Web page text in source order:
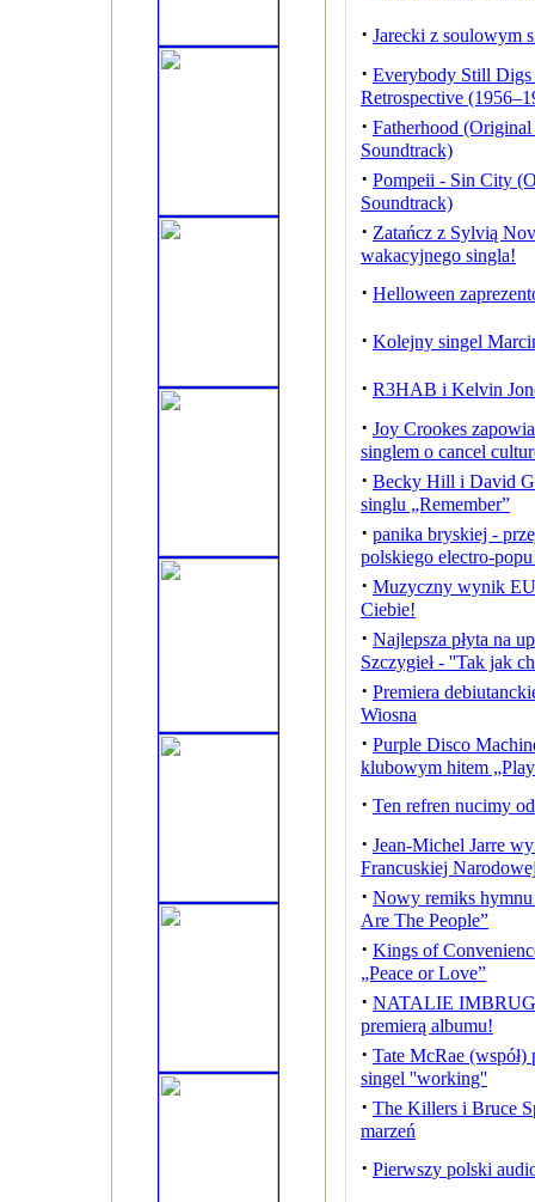
· Jarecki z soulowym
· Everybody Still
Retrospective
· Fatherhood
Soundtrack)
· Pompeii - Sin City
Soundtrack)
· Zatańcz z Sylvią
wakacyjnego singla!
· Helloween
· Kolejny singel
· R3HAB i Kelvin
· Joy Crookes
singlem o cancel
· Becky Hill i David
singlu „Remember”
· panika bryskiej -
polskiego electro-
· Muzyczny wynik
Ciebie!
· Najlepsza płyta na
Szczygieł - ''Tak jak
· Premiera
Wiosna
· Purple Disco
klubowym hitem
· Ten refren nucimy
· Jean-Michel Jarre
Francuskiej
· Nowy remiks
Are The People”
· Kings of
„Peace or Love”
· NATALIE
premierą albumu!
· Tate McRae
singel ''working''
· The Killers i Bruce
marzeń
· Pierwszy polski